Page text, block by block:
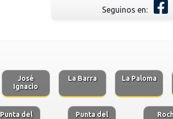
Seguinos en:
José
Ignacio
La Barra La Paloma
Punta del
Punta del